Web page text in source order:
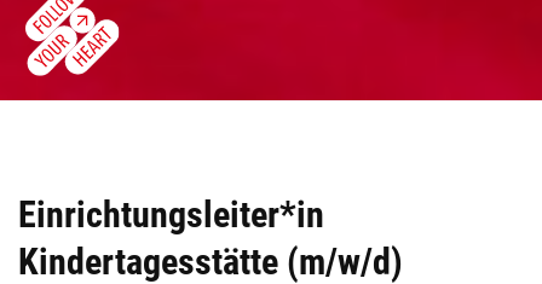
Einrichtungsleiter*in
Kindertagesstätte (m/w/d)